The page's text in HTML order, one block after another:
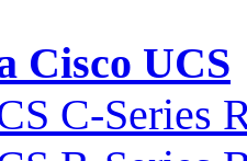
Cisco UCS
C-Series